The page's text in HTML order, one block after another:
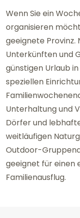
Wenn Sie ein
organisieren
geeignete Provinz.
Unterkünften und
günstigen Urlaub
speziellen
Unterhaltung und
Dörfer und
weitläufigen
Outdoor-
geeignet für einen
Familienausflug.